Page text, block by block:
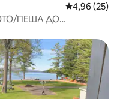
Средна
4,96 (25)
ПЕША ДО